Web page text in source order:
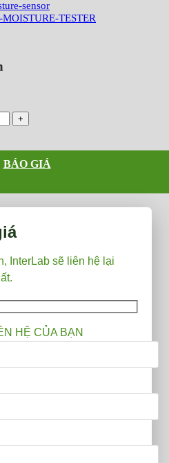
BÁO GIÁ
InterLab sẽ liên hệ lại
HỆ CỦA BẠN